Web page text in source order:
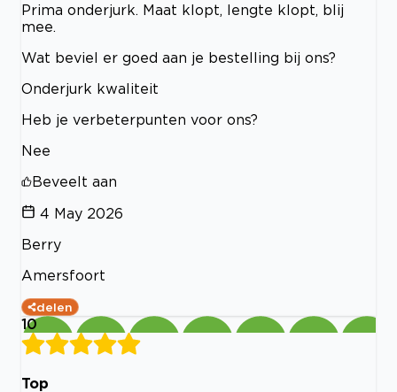
Prima onderjurk. Maat klopt, lengte klopt, blij
mee.
Wat beviel er goed aan je bestelling bij ons?
Onderjurk kwaliteit
Heb je verbeterpunten voor ons?
Nee
Beveelt aan
4 May 2026
Berry
Amersfoort
delen
10
Top